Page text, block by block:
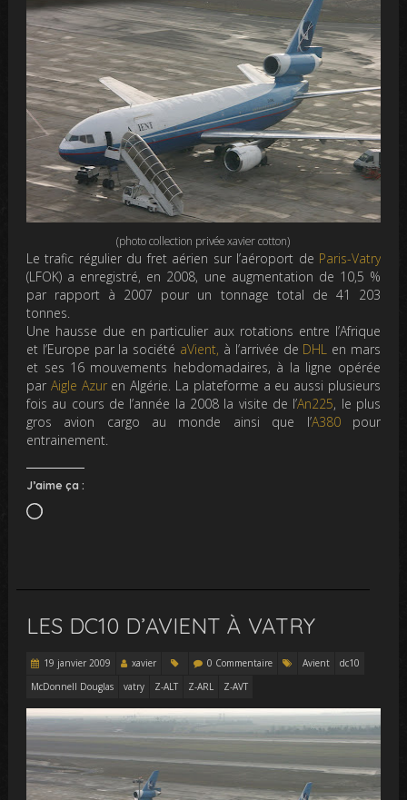
(photo collection privée xavier cotton)
Le trafic régulier du fret aérien sur l’aéroport de Paris-Vatry
(LFOK) a enregistré, en 2008, une augmentation de 10,5 %
par rapport à 2007 pour un tonnage total de 41 203
tonnes.
Une hausse due en particulier aux rotations entre l’Afrique
et l’Europe par la société aVient, à l’arrivée de DHL en mars
et ses 16 mouvements hebdomadaires, à la ligne opérée
par Aigle Azur en Algérie. La plateforme a eu aussi plusieurs
fois au cours de l’année la 2008 la visite de l’An225, le plus
gros avion cargo au monde ainsi que l’A380pour
entrainement.
J’aime ça :
Chargement…
LES DC10 D’AVIENT À VATRY
19 janvier 2009 xavier 0 Commentaire Avient
dc10
McDonnell Douglas
vatry Z-ALT Z-ARL Z-AVT